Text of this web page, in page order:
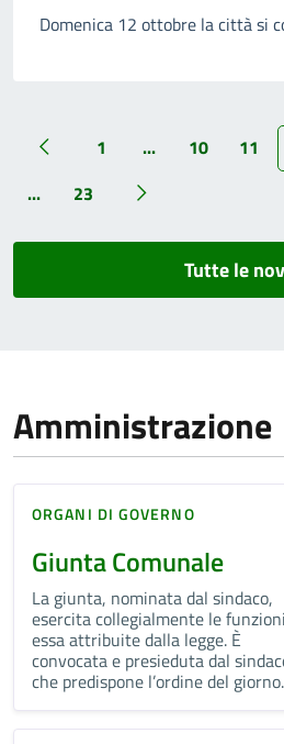
Domenica 12 ottobre la città si
1 ... 10 11
...
23
Tutte le
Amministrazione
ORGANI DI GOVERNO
Giunta Comunale
La giunta, nominata dal sindaco,
esercita collegialmente le
essa attribuite dalla legge. È
convocata e presieduta dal
che predispone l’ordine del giorno.